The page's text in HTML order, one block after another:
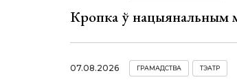
Кропка ў нацыянальным
07.08.2026 ГРАМАДСТВА ТЭАТР